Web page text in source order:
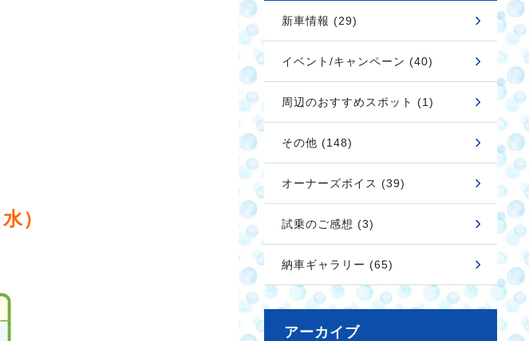
）
新車情報 (29)
イベント/キャンペーン (40)
周辺のおすすめスポット (1)
その他 (148)
オーナーズボイス (39)
試乗のご感想 (3)
納車ギャラリー (65)
アーカイブ